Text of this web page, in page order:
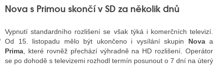
DISKUTÉRA NA RADIOTV
STARŠÍCH DISKUZÍ
Nova s Primou skončí v SD za několik dnů
Vypnutí standardního rozlišení se však týká i komerčních televizí.
Od 15. listopadu mělo být ukončeno i vysílání skupin Novaa
Prima , které rovněž přechází výhradně na HD rozlišení. Operátor
se po dohodě s televizemi rozhodl termín posunout o 7 dní na úterý